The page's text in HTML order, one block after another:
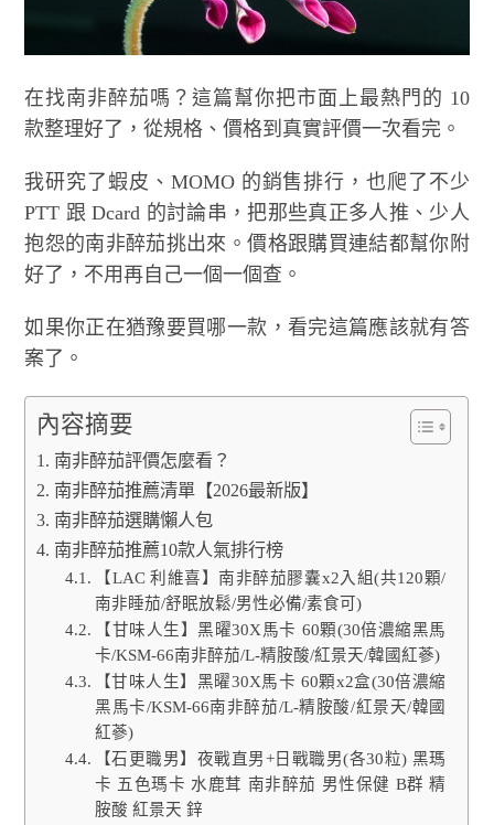
在找南非醉茄嗎？這篇幫你把市面上最熱門的 10
款整理好了，從規格、價格到真實評價一次看完。
我研究了蝦皮、MOMO 的銷售排行，也爬了不少
PTT 跟 Dcard 的討論串，把那些真正多人推、少人
抱怨的南非醉茄挑出來。價格跟購買連結都幫你附
好了，不用再自己一個一個查。
如果你正在猶豫要買哪一款，看完這篇應該就有答
案了。
內容摘要
南非醉茄評價怎麼看？
南非醉茄推薦清單【2026最新版】
南非醉茄選購懶人包
南非醉茄推薦10款人氣排行榜
【LAC 利維喜】南非醉茄膠囊x2入組(共120顆/
南非睡茄/舒眠放鬆/男性必備/素食可)
【甘味人生】黑曜30X馬卡 60顆(30倍濃縮黑馬
卡/KSM-66南非醉茄/L-精胺酸/紅景天/韓國紅蔘)
【甘味人生】黑曜30X馬卡 60顆x2盒(30倍濃縮
黑馬卡/KSM-66南非醉茄/L-精胺酸/紅景天/韓國
紅蔘)
【石更職男】夜戰直男+日戰職男(各30粒) 黑瑪
卡 五色瑪卡 水鹿茸 南非醉茄 男性保健 B群 精
胺酸 紅景天 鋅